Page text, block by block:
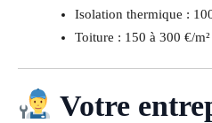
Isolation thermique :
Toiture : 150 à 300 €/m²
Votre